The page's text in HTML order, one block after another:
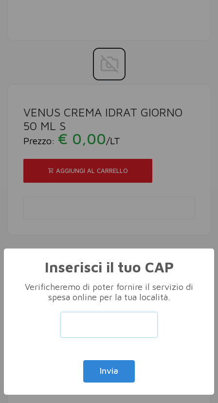
VENUS CREMA IDRAT GIORNO
50 ML S
Prezzo: € 0,00/LT
AGGIUNGI AL CARRELLO
Inserisci il tuo CAP
Verificheremo di poter fornire il servizio di
spesa online per la tua località.
Invia